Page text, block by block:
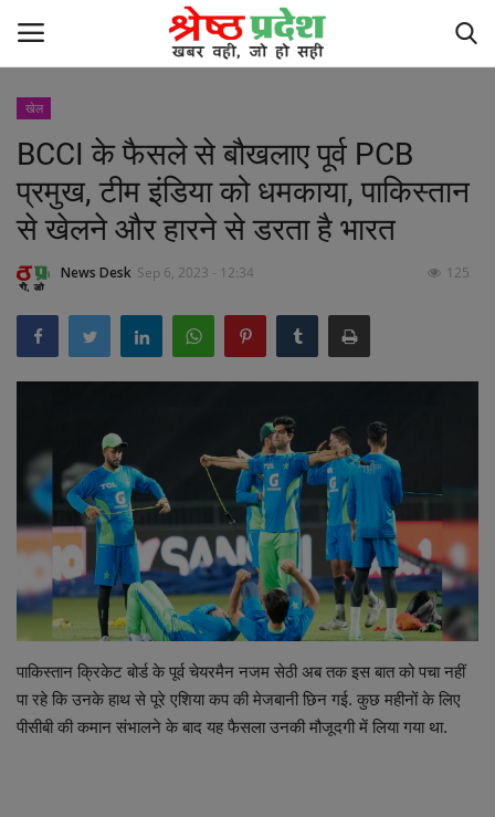
छत्तीसगढ़
मध्यप्रदेश
मनोरंजन
खेल
देश
लाइफ स्टाइल
व्यापार
शिक्षा एवं रोजगार
धर्म एवं ज्योतिष
खेल
BCCI के फैसले से बौखलाए पूर्व PCB
प्रमुख, टीम इंडिया को धमकाया, पाकिस्तान
से खेलने और हारने से डरता है भारत
News Desk Sep 6, 2023 - 12:34 125
पाकिस्तान क्रिकेट बोर्ड के पूर्व चेयरमैन नजम सेठी अब तक इस बात को पचा नहीं
पा रहे कि उनके हाथ से पूरे एशिया कप की मेजबानी छिन गई. कुछ महीनों के लिए
पीसीबी की कमान संभालने के बाद यह फैसला उनकी मौजूदगी में लिया गया था.